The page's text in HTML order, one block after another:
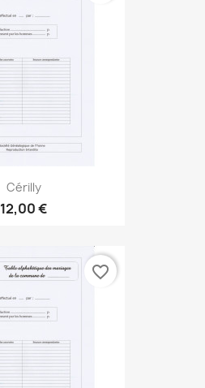
Cérilly
12,00 €
favorite_border